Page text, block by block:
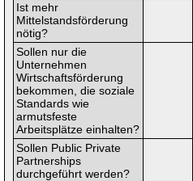
Ist mehr
Mittelstandsförderung
nötig?
Sollen nur die
Unternehmen
Wirtschaftsförderung
bekommen, die soziale
Standards wie
armutsfeste
Arbeitsplätze einhalten?
Sollen Public Private
Partnerships
durchgeführt werden?